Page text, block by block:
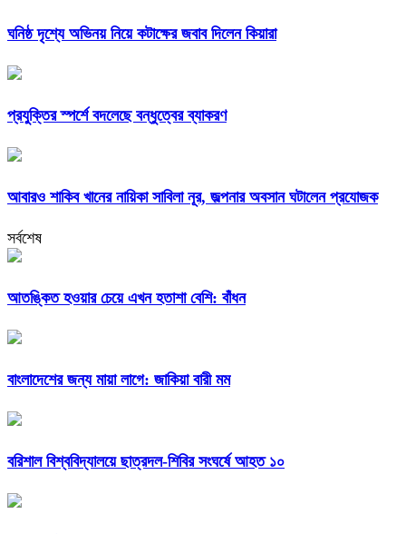
ঘনিষ্ঠ দৃশ্যে অভিনয় নিয়ে কটাক্ষের জবাব দিলেন কিয়ারা
প্রযুক্তির স্পর্শে বদলেছে বন্ধুত্বের ব্যাকরণ
আবারও শাকিব খানের নায়িকা সাবিলা নূর, জল্পনার অবসান ঘটালেন প্রযোজক
সর্বশেষ
আতঙ্কিত হওয়ার চেয়ে এখন হতাশা বেশি: বাঁধন
বাংলাদেশের জন্য মায়া লাগে: জাকিয়া বারী মম
বরিশাল বিশ্ববিদ্যালয়ে ছাত্রদল-শিবির সংঘর্ষে আহত ১০